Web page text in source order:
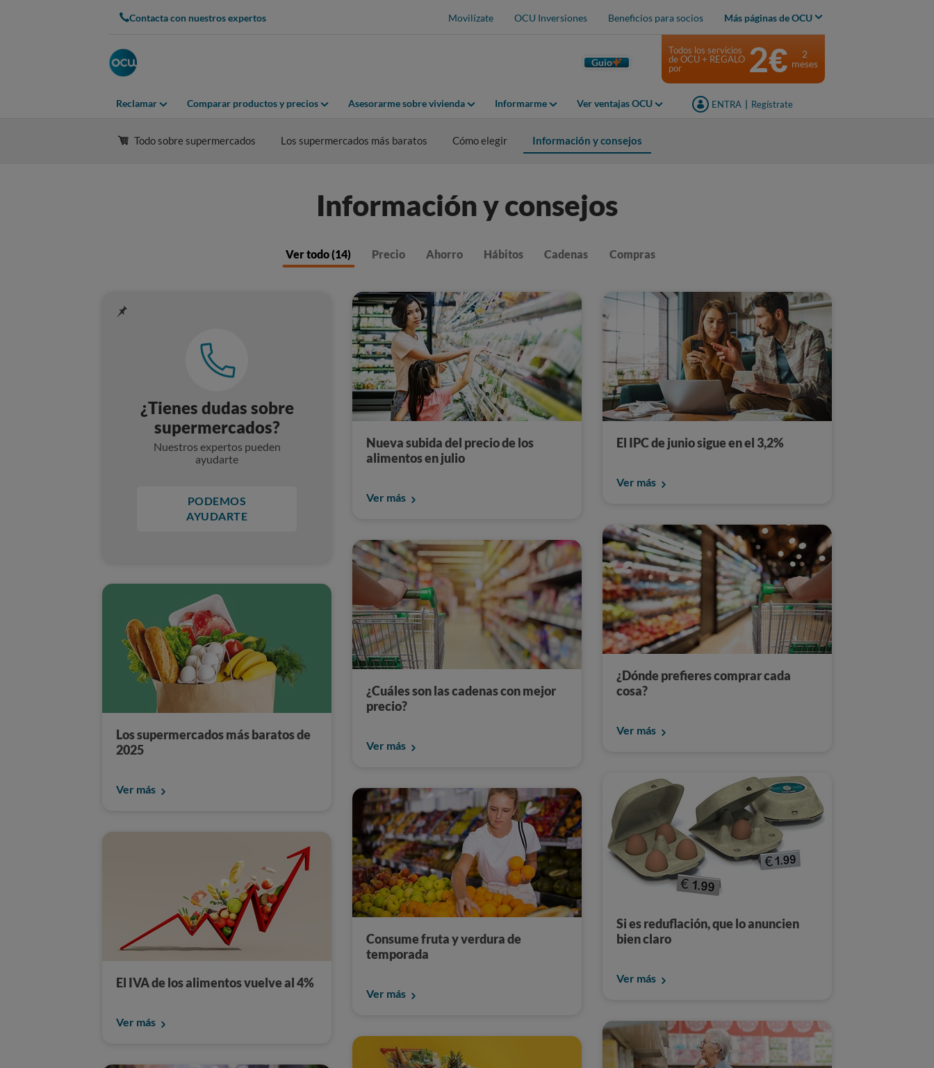
Contacta con nuestros expertos Movilízate OCU Inversiones Beneficios para socios Más páginas de OCU
Guio
Reclamar Comparar productos y precios Asesorarme sobre vivienda Informarme Ver ventajas OCU ENTRA Regístrate
Todos los servicios
de OCU + REGALO
por
2€
2
meses
Todo sobre supermercados Los supermercados más baratos Cómo elegir Información y consejos
Información y consejos
Ver todo (14) Precio Ahorro Hábitos Cadenas Compras
¿Tienes dudas sobre
supermercados?
Nuestros expertos pueden
ayudarte
PODEMOS
AYUDARTE
Nueva subida del precio de los
alimentos en julio
Ver más
El IPC de junio sigue en el 3,2%
Ver más
¿Dónde prefieres comprar cada
cosa?
Ver más
¿Cuáles son las cadenas con mejor
precio?
Ver más
Los supermercados más baratos de
2025
Ver más
Si es reduflación, que lo anuncien
bien claro
Ver más
Consume fruta y verdura de
temporada
Ver más
El IVA de los alimentos vuelve al 4%
Ver más